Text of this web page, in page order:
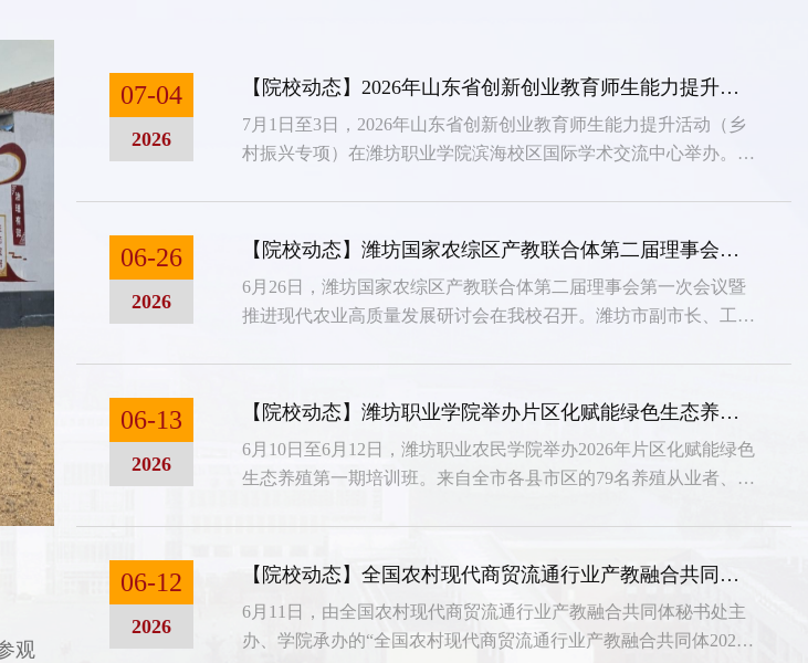
滨海校区和
13
2025-08
【院校动态】青岛职业技术学院与新疆喀什疏勒县共建乡村振兴工作
由山东援疆指挥部主导、青岛职业技术学院参与联合发起的七海公益项目，于
07-04
2026
【院校动态】2026年山东省创新创业教育师生能力提升活动（乡村振兴专项）在潍坊职业学院举办
7月1日至3日，2026年山东省创新创业教育师生能力提升活动（乡
村振兴专项）在潍坊职业学院滨海校区国际学术交流中心举办。山
教师参加开班仪式。开班仪式由王昭主持。
06-26
2026
【院校动态】潍坊国家农综区产教联合体第二届理事会第一次会议暨推进现代农业高质量发展研讨会在山东畜牧兽医职业学院召开
6月26日，潍坊国家农综区产教联合体第二届理事会第一次会议暨
推进现代农业高质量发展研讨会在我校召开。潍坊市副市长、工商
务副书记，市教育局党组书记、局长高强出席。山东畜牧兽医职业
06-13
2026
【院校动态】潍坊职业学院举办片区化赋能绿色生态养殖培训班
6月10日至6月12日，潍坊职业农民学院举办2026年片区化赋能绿色
生态养殖第一期培训班。来自全市各县市区的79名养殖从业者、基
态养殖能力。为全市畜牧产业高质量发展提供了坚实的人才支撑。
06-12
2026
【院校动态】全国农村现代商贸流通行业产教融合共同体2026年年会成功举办
6月11日，由全国农村现代商贸流通行业产教融合共同体秘书处主
办、学院承办的“全国农村现代商贸流通行业产教融合共同体2026